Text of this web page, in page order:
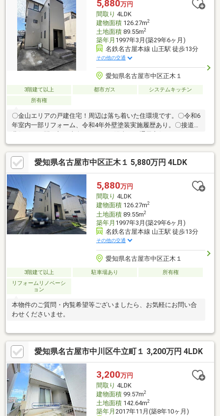
5,880万円
間取り 4LDK
建物面積126.27m2
土地面積89.55m2
築年月 1997年3月(築29年6ヶ月)
名鉄名古屋本線 山王駅 徒歩13分
その他の交通
愛知県名古屋市中区正木１
3階建て以上 都市ガス
システムキッチン
所有権
〇金山エリアの戸建住宅！周辺は落ち着いた住環境です。〇令和6
年室内一部リフォーム、令和4年外壁塗装実施履歴あり。〇接道は
愛知県名古屋市中区正木１ 5,880万円 4LDK
5,880万円
間取り 4LDK
建物面積126.27m2
土地面積89.55m2
築年月 1997年3月(築29年6ヶ月)
名鉄名古屋本線 山王駅 徒歩13分
その他の交通
愛知県名古屋市中区正木１
3階建て以上 駐車場あり
所有権
リフォームリノベーシ
ョン
本物件のご質問・内覧希望等ございましたら、お気軽にお問い合
わせくださいませ。
愛知県名古屋市中川区牛立町１ 3,200万円 4LDK
3,200万円
間取り 4LDK
建物面積99.57m2
土地面積142.64m2
築年月 2017年11月(築8年10ヶ月)